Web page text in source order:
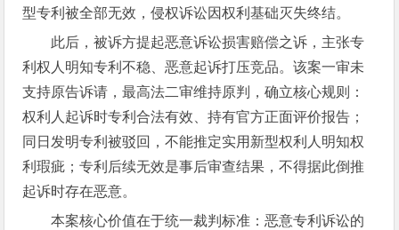
型专利被全部无效，侵权诉讼因权利基础灭失终结。
此后，被诉方提起恶意诉讼损害赔偿之诉，主张专
利权人明知专利不稳、恶意起诉打压竞品。该案一审未
支持原告诉请，最高法二审维持原判，确立核心规则：
权利人起诉时专利合法有效、持有官方正面评价报告；
同日发明专利被驳回，不能推定实用新型权利人明知权
利瑕疵；专利后续无效是事后审查结果，不得据此倒推
起诉时存在恶意。
本案核心价值在于统一裁判标准：恶意专利诉讼的